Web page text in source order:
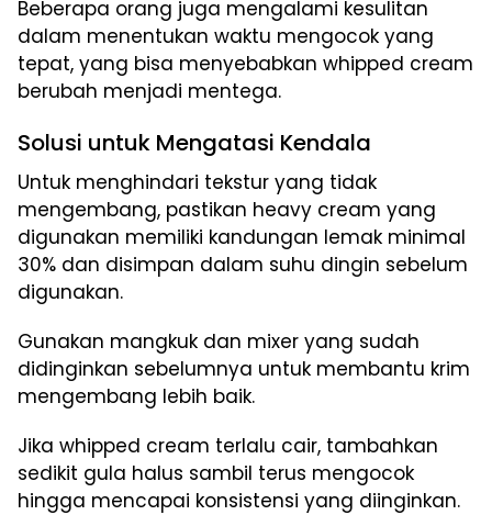
Beberapa orang juga mengalami kesulitan
dalam menentukan waktu mengocok yang
tepat, yang bisa menyebabkan whipped cream
berubah menjadi mentega.
Solusi untuk Mengatasi Kendala
Untuk menghindari tekstur yang tidak
mengembang, pastikan heavy cream yang
digunakan memiliki kandungan lemak minimal
30% dan disimpan dalam suhu dingin sebelum
digunakan.
Gunakan mangkuk dan mixer yang sudah
didinginkan sebelumnya untuk membantu krim
mengembang lebih baik.
Jika whipped cream terlalu cair, tambahkan
sedikit gula halus sambil terus mengocok
hingga mencapai konsistensi yang diinginkan.